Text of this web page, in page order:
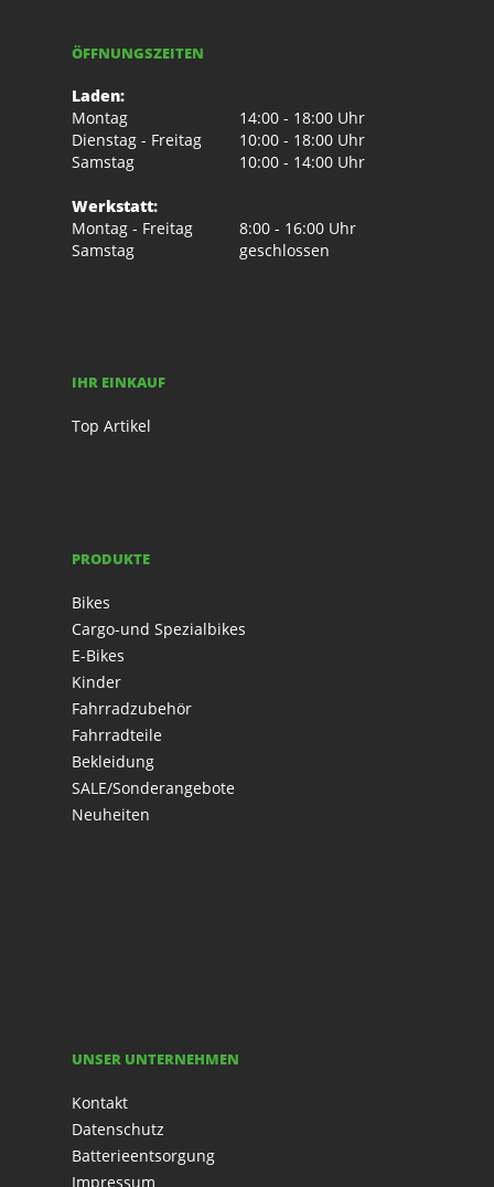
ÖFFNUNGSZEITEN
Laden:
Montag
14:00 - 18:00 Uhr
Dienstag - Freitag
10:00 - 18:00 Uhr
Samstag
10:00 - 14:00 Uhr
Werkstatt:
Montag - Freitag
8:00 - 16:00 Uhr
Samstag
geschlossen
IHR EINKAUF
Top Artikel
PRODUKTE
Bikes
Cargo-und Spezialbikes
E-Bikes
Kinder
Fahrradzubehör
Fahrradteile
Bekleidung
SALE/Sonderangebote
Neuheiten
UNSER UNTERNEHMEN
Kontakt
Datenschutz
Batterieentsorgung
Impressum